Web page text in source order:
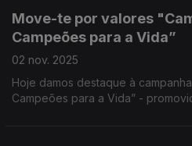
Move-te por valores
Campeões para a Vida”
02 nov. 2025
Hoje damos destaque à
Campeões para a Vida” -